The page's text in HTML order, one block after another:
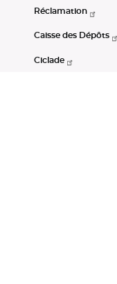
Réclamation
Caisse des Dépôts
Ciclade